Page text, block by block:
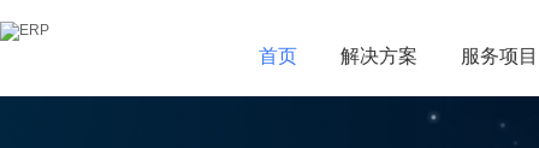
首页 解决方案 服务项目
首页 解决方案 服务项目